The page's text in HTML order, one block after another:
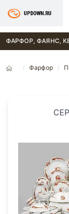
ФАРФОР, ФАЯНС,
Фарфор